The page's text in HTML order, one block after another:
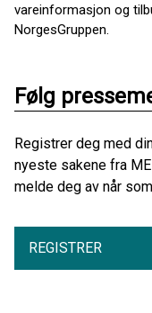
vareinformasjon og
NorgesGruppen.
Følg
Registrer deg med
nyeste sakene fra
melde deg av når
REGISTRER